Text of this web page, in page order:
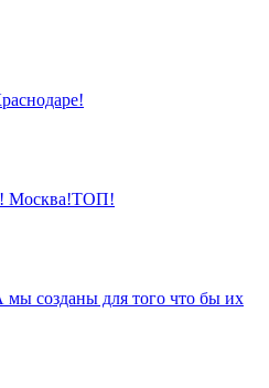
Москва!ТОП!
созданы для того что бы их